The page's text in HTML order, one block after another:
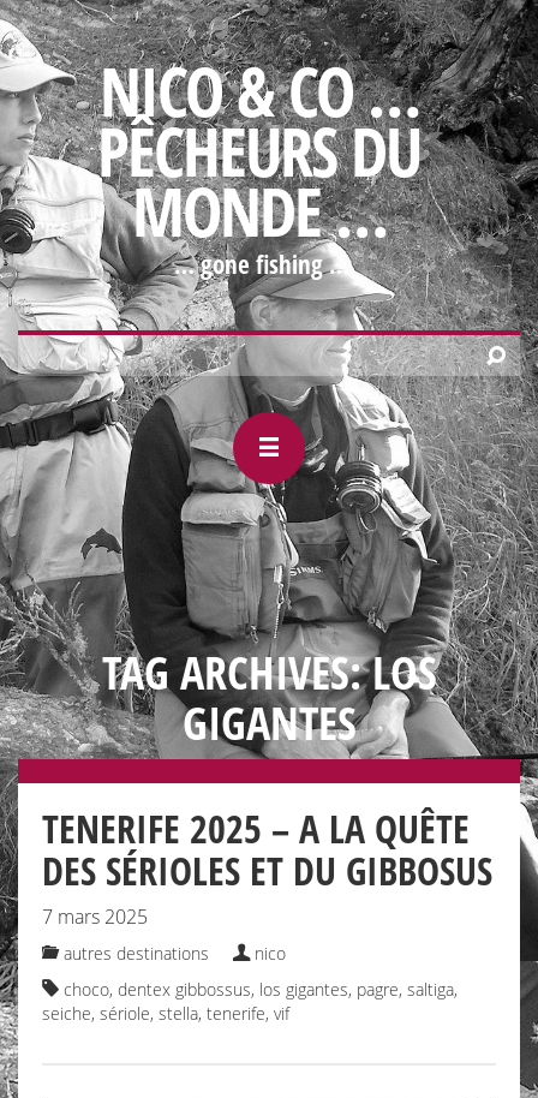
NICO & CO …
PÊCHEURS DU
MONDE …
… gone fishing …
TAG ARCHIVES: LOS
GIGANTES
TENERIFE 2025 – A LA QUÊTE
DES SÉRIOLES ET DU GIBBOSUS
7 mars 2025
autres destinations
nico
choco, dentex gibbossus, los gigantes, pagre, saltiga,
seiche, sériole, stella, tenerife, vif